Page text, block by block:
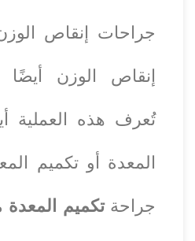
جراحات إنقاص
إنقاص الوزن أيضًا
تُعرف هذه العملية
المعدة أو تكميم
جراحةتكميم المعدة